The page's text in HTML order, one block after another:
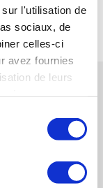
l'utilisation de
sociaux, de
celles-ci
avez fournies
de leurs
des